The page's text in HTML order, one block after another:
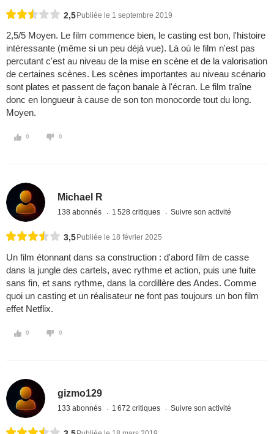
2,5 Publiée le 1 septembre 2019
2,5/5 Moyen. Le film commence bien, le casting est bon, l'histoire
intéressante (même si un peu déjà vue). Là où le film n'est pas
percutant c'est au niveau de la mise en scène et de la valorisation
de certaines scènes. Les scènes importantes au niveau scénario
sont plates et passent de façon banale à l'écran. Le film traîne
donc en longueur à cause de son ton monocorde tout du long.
Moyen.
0 0
Michael R
138 abonnés 1 528 critiques Suivre son activité
3,5 Publiée le 18 février 2025
Un film étonnant dans sa construction : d'abord film de casse
dans la jungle des cartels, avec rythme et action, puis une fuite
sans fin, et sans rythme, dans la cordillère des Andes. Comme
quoi un casting et un réalisateur ne font pas toujours un bon film
effet Netflix.
0 0
gizmo129
133 abonnés 1 672 critiques Suivre son activité